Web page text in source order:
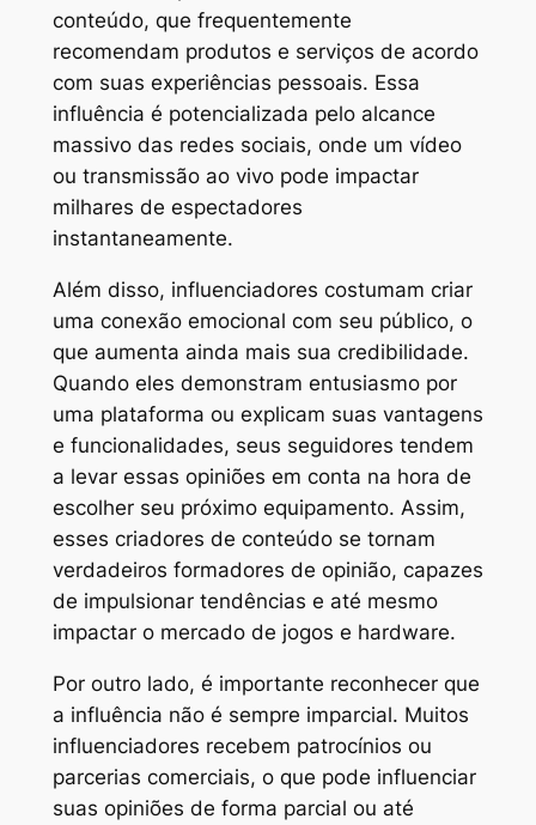
conteúdo, que frequentemente
recomendam produtos e serviços de acordo
com suas experiências pessoais. Essa
influência é potencializada pelo alcance
massivo das redes sociais, onde um vídeo
ou transmissão ao vivo pode impactar
milhares de espectadores
instantaneamente.
Além disso, influenciadores costumam criar
uma conexão emocional com seu público, o
que aumenta ainda mais sua credibilidade.
Quando eles demonstram entusiasmo por
uma plataforma ou explicam suas vantagens
e funcionalidades, seus seguidores tendem
a levar essas opiniões em conta na hora de
escolher seu próximo equipamento. Assim,
esses criadores de conteúdo se tornam
verdadeiros formadores de opinião, capazes
de impulsionar tendências e até mesmo
impactar o mercado de jogos e hardware.
Por outro lado, é importante reconhecer que
a influência não é sempre imparcial. Muitos
influenciadores recebem patrocínios ou
parcerias comerciais, o que pode influenciar
suas opiniões de forma parcial ou até